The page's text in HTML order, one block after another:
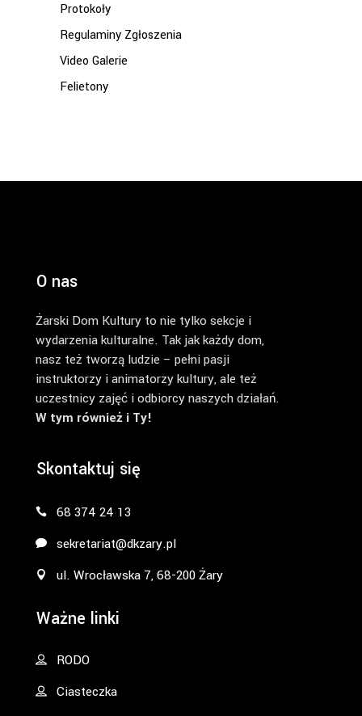
Protokoły
Regulaminy Zgłoszenia
Video Galerie
Felietony
O nas
Żarski Dom Kultury to nie tylko sekcje i
wydarzenia kulturalne. Tak jak każdy dom,
nasz też tworzą ludzie – pełni pasji
instruktorzy i animatorzy kultury, ale też
uczestnicy zajęć i odbiorcy naszych działań.
W tym również i Ty!
Skontaktuj się
68 374 24 13
sekretariat@dkzary.pl
ul. Wrocławska 7, 68-200 Żary
Ważne linki
RODO
Ciasteczka